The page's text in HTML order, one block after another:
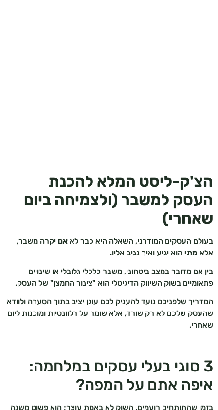
הצ'ק-ליסט המלא להכנת
העסק למשבר (ולצמיחה ביום
שאחרי)
בעולם העסקים המודרני, השאלה היא כבר לא אם יקרה משבר,
אלא מתי הוא יגיע ואיך נגיב אליו.
בין אם מדובר במצב ביטחוני, משבר כלכלי גלובלי או שינויים
פתאומיים בשוק השיווק הדיגיטלי הוא "צינור החמצן" של העסק.
המדריך שלפניכם נועד להעניק לכם עוגן יציב בתוך הסערה ולוודא
שהעסק שלכם לא רק שורד, אלא שומר על רלוונטיות ומוכנות ליום
שאחרי.
3 סוגי בעלי עסקים במלחמה:
איפה אתם על המפה?
בזמן שהתותחים רועמים, השוק לא באמת עוצר; הוא פשוט משנה